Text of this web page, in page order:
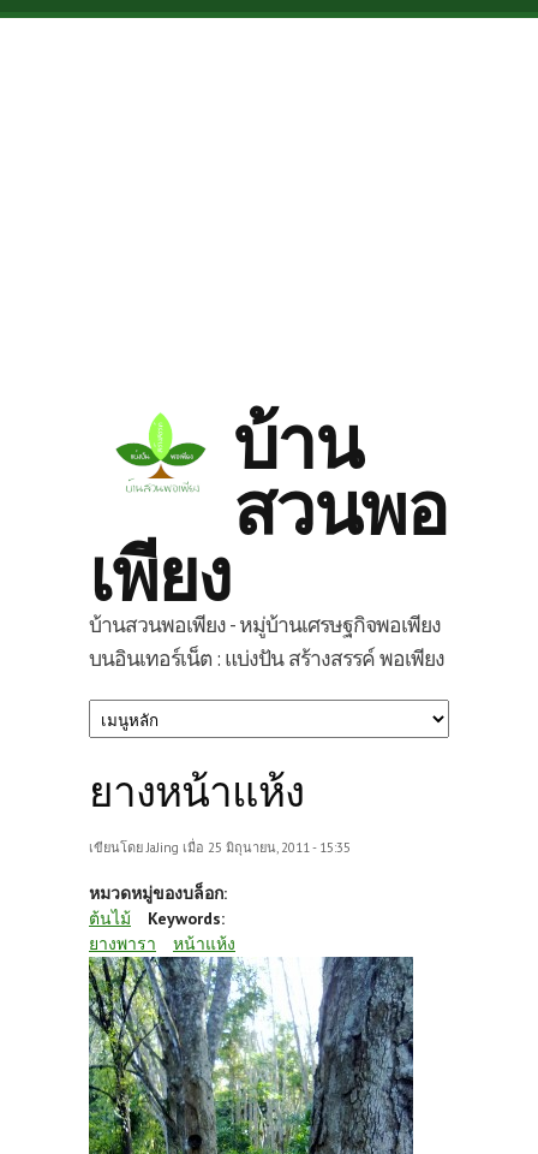
Skip to main content
บ้าน
สวนพอ
เพียง
บ้านสวนพอเพียง - หมู่บ้านเศรษฐกิจพอเพียง
บนอินเทอร์เน็ต : แบ่งปัน สร้างสรรค์ พอเพียง
ยางหน้าแห้ง
เขียนโดยJaJing เมื่อ 25 มิถุนายน, 2011 - 15:35
หมวดหมู่ของบล็อก:
ต้นไม้
Keywords:
ยางพารา
หน้าแห้ง